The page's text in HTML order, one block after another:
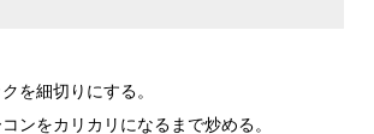
を細切りにする。
ンをカリカリになるまで炒める。